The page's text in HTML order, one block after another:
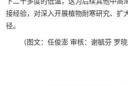
接经验，对深入开展植物耐寒研究、扩
径。
（图文：任俊澎 审核：谢毓芬 罗晓